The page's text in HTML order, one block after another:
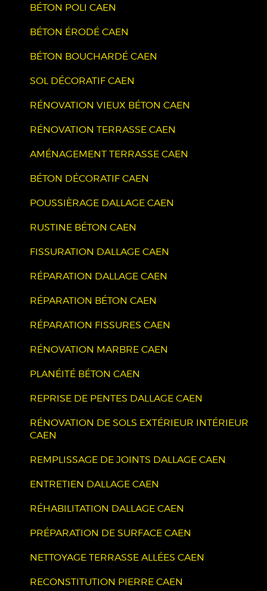
BÉTON POLI CAEN
BÉTON ÉRODÉ CAEN
BÉTON BOUCHARDÉ CAEN
SOL DÉCORATIF CAEN
RÉNOVATION VIEUX BÉTON CAEN
RÉNOVATION TERRASSE CAEN
AMÉNAGEMENT TERRASSE CAEN
BÉTON DÉCORATIF CAEN
POUSSIÈRAGE DALLAGE CAEN
RUSTINE BÉTON CAEN
FISSURATION DALLAGE CAEN
RÉPARATION DALLAGE CAEN
RÉPARATION BÉTON CAEN
RÉPARATION FISSURES CAEN
RÉNOVATION MARBRE CAEN
PLANÉITÉ BÉTON CAEN
REPRISE DE PENTES DALLAGE CAEN
RÉNOVATION DE SOLS EXTÉRIEUR INTÉRIEUR
CAEN
REMPLISSAGE DE JOINTS DALLAGE CAEN
ENTRETIEN DALLAGE CAEN
RÉHABILITATION DALLAGE CAEN
PRÉPARATION DE SURFACE CAEN
NETTOYAGE TERRASSE ALLÉES CAEN
RECONSTITUTION PIERRE CAEN